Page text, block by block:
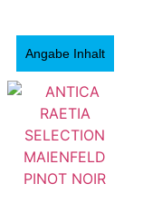
Angabe Inhalt